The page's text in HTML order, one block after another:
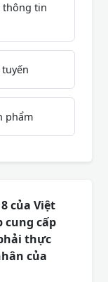
thông tin
phẩm
của Việt
cung cấp
thực
của